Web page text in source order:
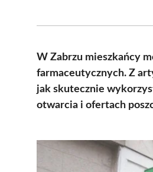
W Zabrzu mieszkańcy
farmaceutycznych. Z
jak skutecznie
otwarcia i ofertach